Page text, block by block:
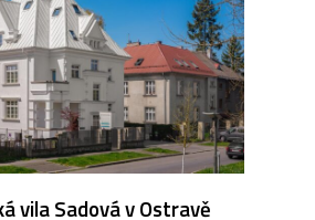
vila Sadová v Ostravě